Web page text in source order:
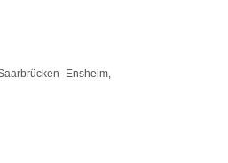
Ensheim,